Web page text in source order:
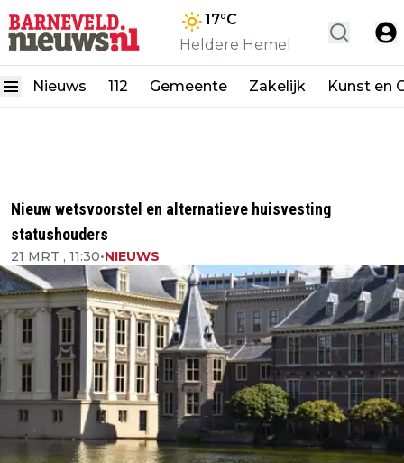
17°C
Heldere Hemel
Nieuws 112 Gemeente Zakelijk Kunst en
Nieuw wetsvoorstel en alternatieve huisvesting
statushouders
21 MRT , 11:30•NIEUWS